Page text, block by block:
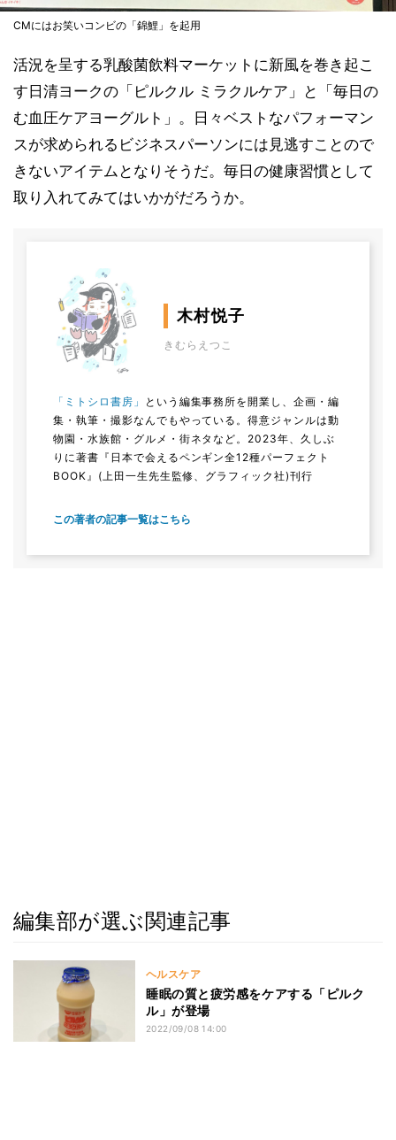
CMにはお笑いコンビの「錦鯉」を起用
活況を呈する乳酸菌飲料マーケットに新風を巻き起こ
す日清ヨークの「ピルクル ミラクルケア」と「毎日の
む血圧ケアヨーグルト」。日々ベストなパフォーマン
スが求められるビジネスパーソンには見逃すことので
きないアイテムとなりそうだ。毎日の健康習慣として
取り入れてみてはいかがだろうか。
木村悦子
きむらえつこ
「ミトシロ書房」
という編集事務所を開業し、企画・編
集・執筆・撮影なんでもやっている。得意ジャンルは動
物園・水族館・グルメ・街ネタなど。2023年、久しぶ
りに著書『日本で会えるペンギン全12種パーフェクト
BOOK』(上田一生先生監修、グラフィック社)刊行
この著者の記事一覧はこちら
編集部が選ぶ関連記事
ヘルスケア
睡眠の質と疲労感をケアする「ピルク
ル」が登場
2022/09/08 14:00